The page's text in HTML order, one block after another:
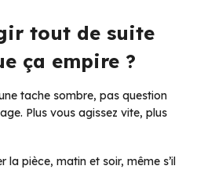
tout de suite
ça empire ?
tache sombre, pas question
Plus vous agissez vite, plus
la pièce, matin et soir, même s’il